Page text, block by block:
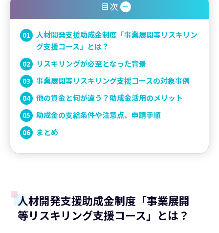
目次
人材開発支援助成金制度「事業展開等リスキリン
グ支援コース」とは？
リスキリングが必至となった背景
事業展開等リスキリング支援コースの対象事例
他の資金と何が違う？助成金活用のメリット
助成金の支給条件や注意点、申請手順
まとめ
人材開発支援助成金制度「事業展開
等リスキリング支援コース」とは？